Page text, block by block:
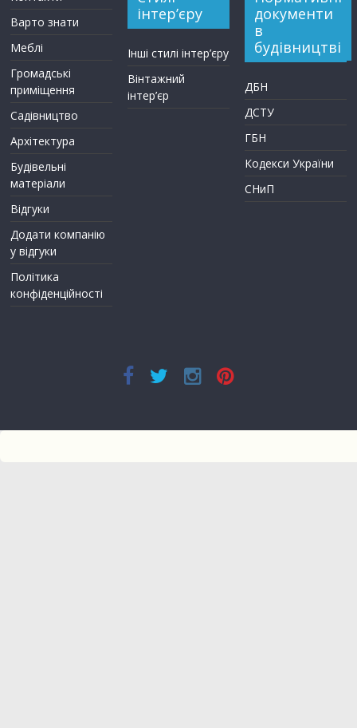
Варто знати
Меблі
Громадські
приміщення
Садівництво
Архітектура
Будівельні
матеріали
Відгуки
Додати компанію
у відгуки
Політика
конфіденційності
інтер’єру
Інші стилі інтер’єру
Вінтажний
інтер’єр
документи
в
будівництві
ДБН
ДСТУ
ГБН
Кодекси України
СНиП